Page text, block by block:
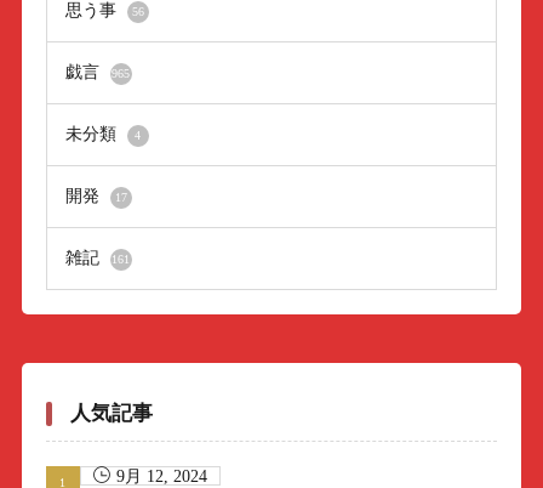
思う事 56
戯言 965
未分類 4
開発 17
雑記 161
人気記事
9月 12, 2024